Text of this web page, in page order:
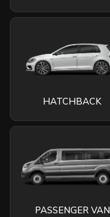
HATCHBACK
PASSENGER VAN